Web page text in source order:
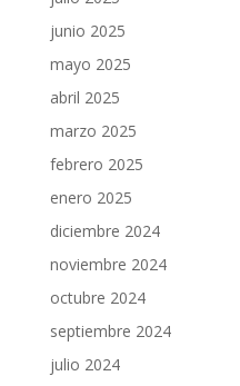
junio 2025
mayo 2025
abril 2025
marzo 2025
febrero 2025
enero 2025
diciembre 2024
noviembre 2024
octubre 2024
septiembre 2024
julio 2024